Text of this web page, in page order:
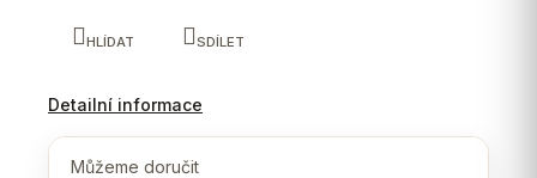
Můžeme doručit
Detailní informace
HLÍDAT SDÍLET